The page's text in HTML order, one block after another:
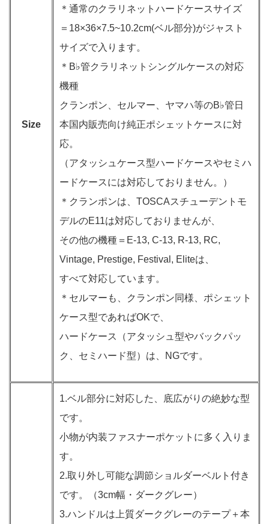
Size
＊通常のクラリネットハードケースサイズ
＝18×36×7.5~10.2cm(ベル部分)がジャスト
サイズで入ります。
＊B♭管クラリネットシングルケースの対応
機種
クランポン、セルマー、ヤマハ等のB♭管日
本国内販売向け純正ポシェットケースに対
応。
（アタッシュケース型ハードケースやセミハ
ードケースには対応しておりません。）
＊クランポンは、TOSCAスチューデントモ
デルのE11は対応しておりませんが、
その他の機種＝E-13, C-13, R-13, RC,
Vintage, Prestige, Festival, Eliteは、
すべて対応しています。
＊セルマーも、クランポン同様、ポシェット
ケース型であればOKで、
ハードケース（アタッシュ型やバックパッ
ク、セミハード型）は、NGです。
1.ベル部分に対応した、底広がりの絶妙な型
です。
小物が内装ファスナーポケットに多く入りま
す。
2.取り外し可能な調節ショルダーベルト付き
です。（3cm幅・ダークグレー）
3.ハンドルは上質ダークグレーのテープ＋本